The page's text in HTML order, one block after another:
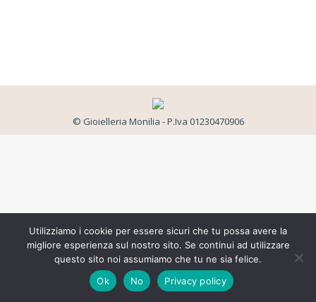
© Gioielleria Monilia - P.Iva 01230470906
Utilizziamo i cookie per essere sicuri che tu possa avere la
migliore esperienza sul nostro sito. Se continui ad utilizzare
questo sito noi assumiamo che tu ne sia felice.
Ok
No Privacy policy